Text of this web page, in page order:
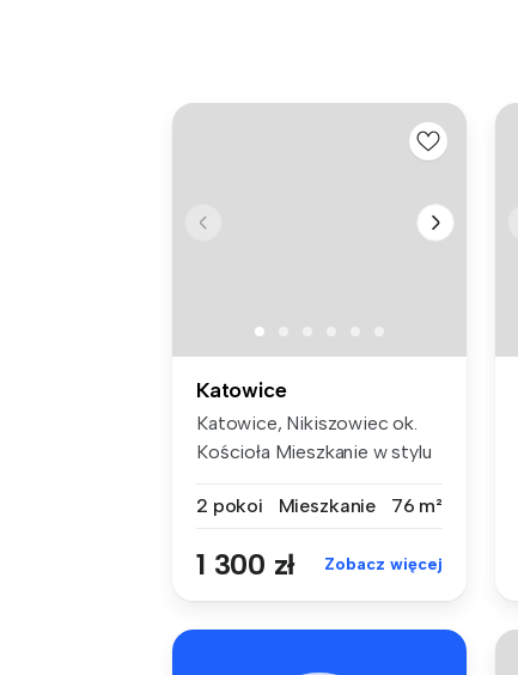
Katowice
Katowice, Nikiszowiec ok.
Kościoła Mieszkanie w stylu
2 pokoi
Mieszkanie 76 m²
1 300 zł Zobacz więcej